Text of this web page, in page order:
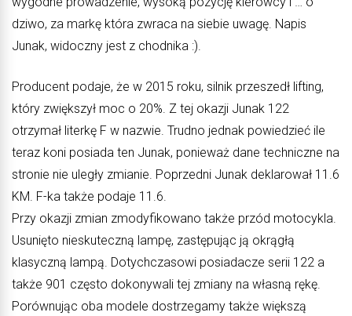
dziwo, za markę która zwraca na siebie uwagę. Napis
Junak, widoczny jest z chodnika :).
Producent podaje, że w 2015 roku, silnik przeszedł lifting,
który zwiększył moc o 20%. Z tej okazji Junak 122
otrzymał literkę F w nazwie. Trudno jednak powiedzieć ile
teraz koni posiada ten Junak, ponieważ dane techniczne na
stronie nie uległy zmianie. Poprzedni Junak deklarował 11.6
KM. F-ka także podaje 11.6.
Przy okazji zmian zmodyfikowano także przód motocykla.
Usunięto nieskuteczną lampę, zastępując ją okrągłą
klasyczną lampą. Dotychczasowi posiadacze serii 122 a
także 901 często dokonywali tej zmiany na własną rękę.
Porównując oba modele dostrzegamy także większą